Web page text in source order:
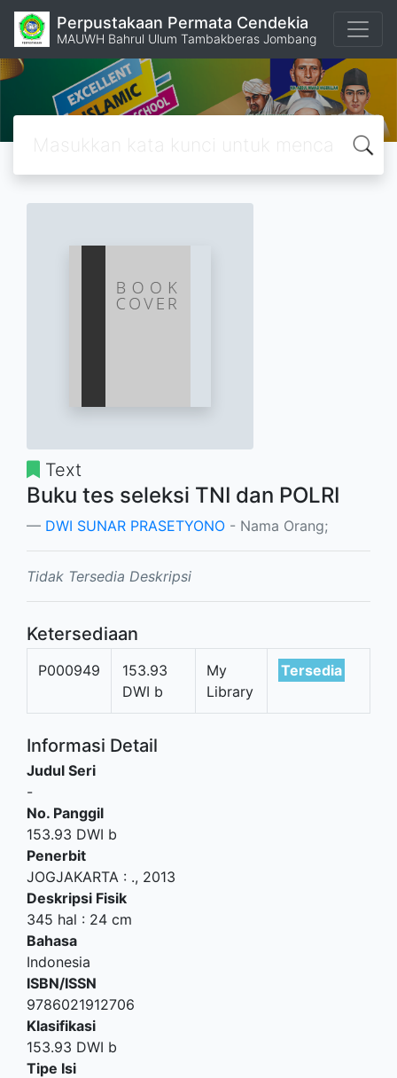
Perpustakaan Permata Cendekia
MAUWH Bahrul Ulum Tambakberas Jombang
Text
Buku tes seleksi TNI dan POLRI
DWI SUNAR PRASETYONO - Nama Orang;
Tidak Tersedia Deskripsi
Ketersediaan
P000949
153.93
DWI b
My
Library
Tersedia
Informasi Detail
Judul Seri
-
No. Panggil
153.93 DWI b
Penerbit
JOGJAKARTA : ., 2013
Deskripsi Fisik
345 hal : 24 cm
Bahasa
Indonesia
ISBN/ISSN
9786021912706
Klasifikasi
153.93 DWI b
Tipe Isi